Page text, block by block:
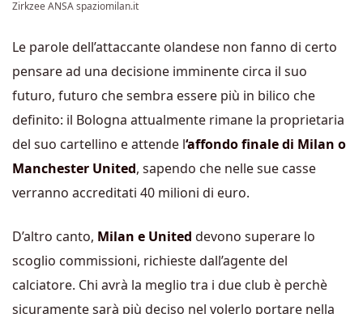
Zirkzee ANSA spaziomilan.it
Le parole dell’attaccante olandese non fanno di certo
pensare ad una decisione imminente circa il suo
futuro, futuro che sembra essere più in bilico che
definito: il Bologna attualmente rimane la proprietaria
del suo cartellino e attende l‘affondo finale di Milan o
Manchester United, sapendo che nelle sue casse
verranno accreditati 40 milioni di euro.
D’altro canto, Milan e United devono superare lo
scoglio commissioni, richieste dall’agente del
calciatore. Chi avrà la meglio tra i due club è perchè
sicuramente sarà più deciso nel volerlo portare nella